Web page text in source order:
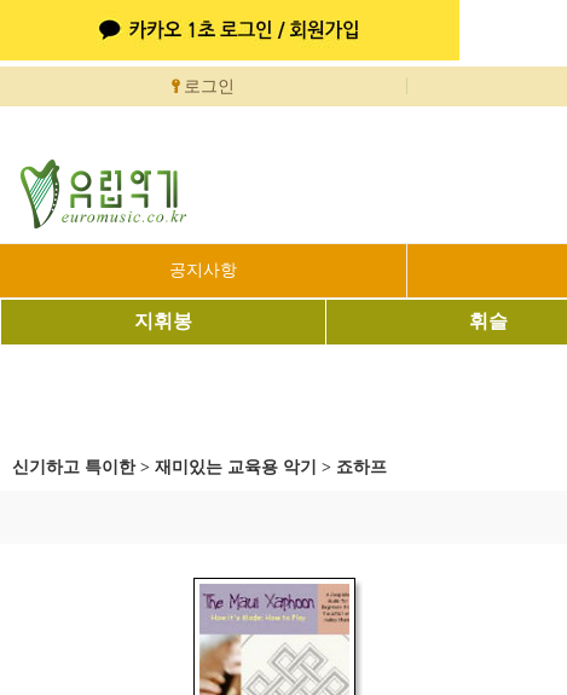
로그인
공지사항
지휘봉 휘슬
신기하고 특이한> 재미있는 교육용 악기 > 죠하프